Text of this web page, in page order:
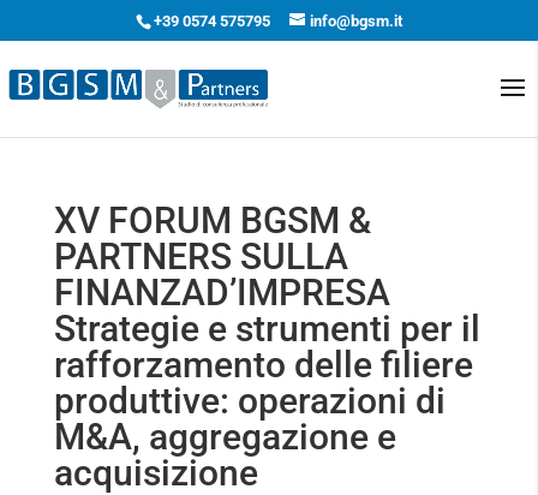
+39 0574 575795 info@bgsm.it
XV FORUM BGSM &
PARTNERS SULLA
FINANZAD’IMPRESA
Strategie e strumenti per il
rafforzamento delle filiere
produttive: operazioni di
M&A, aggregazione e
acquisizione